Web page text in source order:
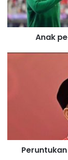
c
a
h
i
Anak
a